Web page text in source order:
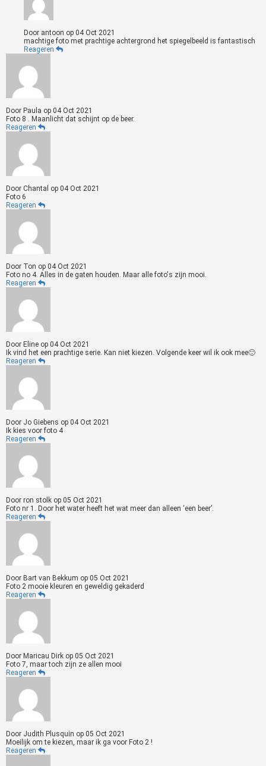
Door antoon op 04 Oct 2021
machtige foto met prachtige achtergrond het spiegelbeeld is fantastisch
Reageren
Door Paula op 04 Oct 2021
Foto 8 . Maanlicht dat schijnt op de beer.
Reageren
Door Chantal op 04 Oct 2021
Foto 6
Reageren
Door Ton op 04 Oct 2021
Foto no 4. Alles in de gaten houden. Maar alle foto's zijn mooi.
Reageren
Door Eline op 04 Oct 2021
Ik vind het een prachtige serie. Kan niet kiezen. Volgende keer wil ik ook mee🙂
Reageren
Door Jo Giebens op 04 Oct 2021
Ik kies voor foto 4
Reageren
Door ron stolk op 05 Oct 2021
Foto nr 1. Door het water heeft het wat meer dan alleen ‘een beer’.
Reageren
Door Bart van Bekkum op 05 Oct 2021
Foto 2 mooie kleuren en geweldig gekaderd
Reageren
Door Maricau Dirk op 05 Oct 2021
Foto 7, maar toch zijn ze allen mooi
Reageren
Door Judith Plusquin op 05 Oct 2021
Moeilijk om te kiezen, maar ik ga voor Foto 2 !
Reageren